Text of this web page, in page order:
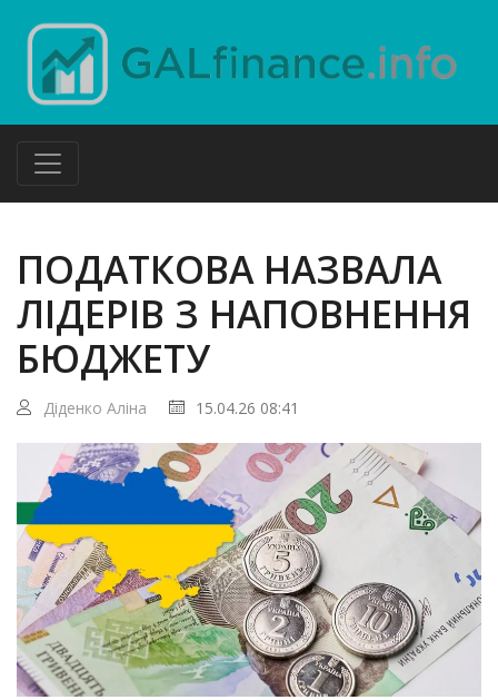
ПОДАТКОВА НАЗВАЛА
ЛІДЕРІВ З НАПОВНЕННЯ
БЮДЖЕТУ
Діденко Аліна 15.04.26 08:41